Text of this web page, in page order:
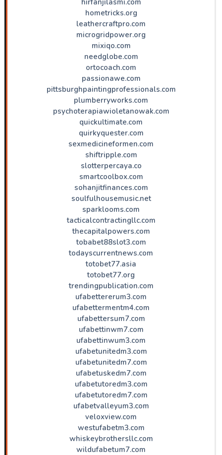
hometricks.org
leathercraftpro.com
microgridpower.org
mixiqo.com
needglobe.com
ortocoach.com
passionawe.com
pittsburghpaintingprofessionals.com
plumberryworks.com
psychoterapiawioletanowak.com
quickultimate.com
quirkyquester.com
sexmedicineformen.com
shiftripple.com
slotterpercaya.co
smartcoolbox.com
sohanjitfinances.com
soulfulhousemusic.net
sparklooms.com
tacticalcontractingllc.com
thecapitalpowers.com
tobabet88slot3.com
todayscurrentnews.com
totobet77.asia
totobet77.org
trendingpublication.com
ufabettererum3.com
ufabettermentm4.com
ufabettersum7.com
ufabettinwm7.com
ufabettinwum3.com
ufabetunitedm3.com
ufabetunitedm7.com
ufabetuskedm7.com
ufabetutoredm3.com
ufabetutoredm7.com
ufabetvalleyum3.com
veloxview.com
westufabetm3.com
whiskeybrothersllc.com
wildufabetum7.com